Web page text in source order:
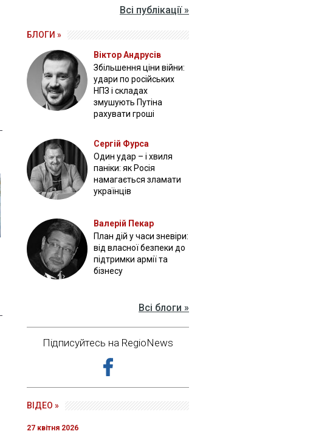
Всі публікації »
БЛОГИ »
Віктор Андрусів
Збільшення ціни війни:
удари по російських
НПЗ і складах
змушують Путіна
рахувати гроші
Сергій Фурса
Один удар – і хвиля
паніки: як Росія
намагається зламати
українців
Валерій Пекар
План дій у часи зневіри:
від власної безпеки до
підтримки армії та
бізнесу
Всі блоги »
Підписуйтесь на RegioNews
ВІДЕО »
27 квітня 2026